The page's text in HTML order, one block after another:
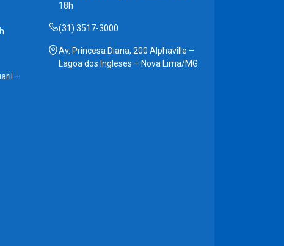
–
18h
(31) 3517-3000
Av. Princesa Diana, 200 Alphaville –
Lagoa dos Ingleses – Nova Lima/MG